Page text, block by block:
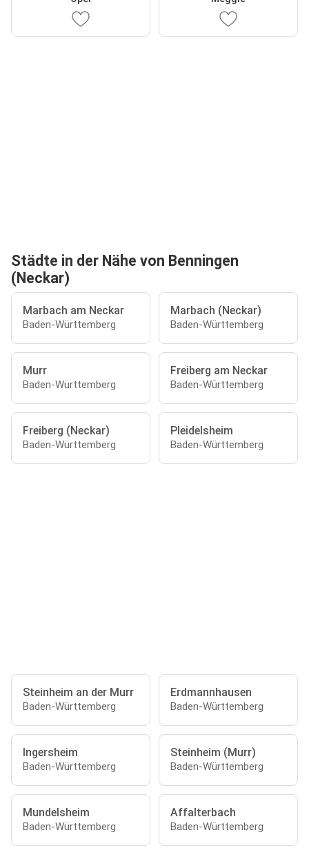
Städte in der Nähe von Benningen
(Neckar)
Marbach am Neckar
Baden-Württemberg
Marbach (Neckar)
Baden-Württemberg
Murr
Baden-Württemberg
Freiberg am Neckar
Baden-Württemberg
Freiberg (Neckar)
Baden-Württemberg
Pleidelsheim
Baden-Württemberg
Steinheim an der Murr
Baden-Württemberg
Erdmannhausen
Baden-Württemberg
Ingersheim
Baden-Württemberg
Steinheim (Murr)
Baden-Württemberg
Mundelsheim
Baden-Württemberg
Affalterbach
Baden-Württemberg